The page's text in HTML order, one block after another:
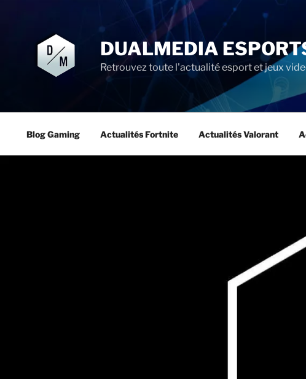
principal
DUALMEDIA
Retrouvez toute l'actualité esport et jeux
Blog Gaming Actualités Fortnite Actualités Valorant